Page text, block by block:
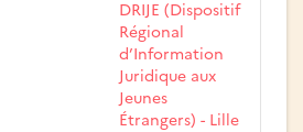
DRIJE (Dispositif
Régional
d’Information
Juridique aux
Jeunes
Étrangers) - Lille